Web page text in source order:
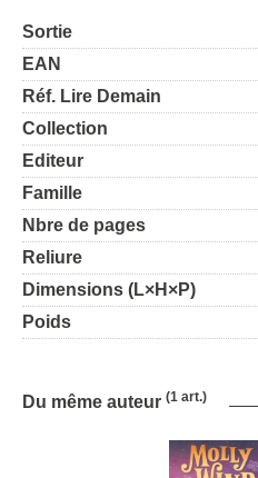
Sortie
EAN
Réf. Lire Demain
Collection
Editeur
Famille
Nbre de pages
Reliure
Dimensions (L×H×P)
Poids
Du même auteur (1 art.)